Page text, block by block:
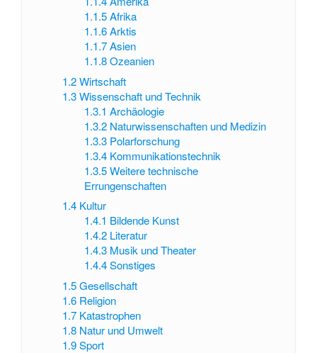
1.1.5 Afrika
1.1.6 Arktis
1.1.7 Asien
1.1.8 Ozeanien
1.2 Wirtschaft
1.3 Wissenschaft und Technik
1.3.1 Archäologie
1.3.2 Naturwissenschaften und Medizin
1.3.3 Polarforschung
1.3.4 Kommunikationstechnik
1.3.5 Weitere technische
Errungenschaften
1.4 Kultur
1.4.1 Bildende Kunst
1.4.2 Literatur
1.4.3 Musik und Theater
1.4.4 Sonstiges
1.5 Gesellschaft
1.6 Religion
1.7 Katastrophen
1.8 Natur und Umwelt
1.9 Sport